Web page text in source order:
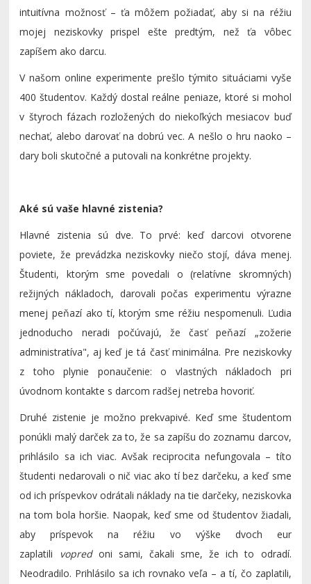
intuitívna možnosť – ťa môžem požiadať, aby si na réžiu
mojej neziskovky prispel ešte predtým, než ťa vôbec
zapíšem ako darcu.
V našom online experimente prešlo týmito situáciami vyše
400 študentov. Každý dostal reálne peniaze, ktoré si mohol
v štyroch fázach rozložených do niekoľkých mesiacov buď
nechať, alebo darovať na dobrú vec. A nešlo o hru naoko –
dary boli skutočné a putovali na konkrétne projekty.
Aké sú vaše hlavné zistenia?
Hlavné zistenia sú dve. To prvé: keď darcovi otvorene
poviete, že prevádzka neziskovky niečo stojí, dáva menej.
Študenti, ktorým sme povedali o (relatívne skromných)
režijných nákladoch, darovali počas experimentu výrazne
menej peňazí ako tí, ktorým sme réžiu nespomenuli. Ľudia
jednoducho neradi počúvajú, že časť peňazí „zožerie
administratíva", aj keď je tá časť minimálna. Pre neziskovky
z toho plynie ponaučenie: o vlastných nákladoch pri
úvodnom kontakte s darcom radšej netreba hovoriť.
Druhé zistenie je možno prekvapivé. Keď sme študentom
ponúkli malý darček za to, že sa zapíšu do zoznamu darcov,
prihlásilo sa ich viac. Avšak reciprocita nefungovala – títo
študenti nedarovali o nič viac ako tí bez darčeku, a keď sme
od ich príspevkov odrátali náklady na tie darčeky, neziskovka
na tom bola horšie. Naopak, keď sme od študentov žiadali,
aby príspevok na réžiu vo výške dvoch eur
zaplatili
vopredoni sami, čakali sme, že ich to odradí.
Neodradilo. Prihlásilo sa ich rovnako veľa – a tí, čo zaplatili,